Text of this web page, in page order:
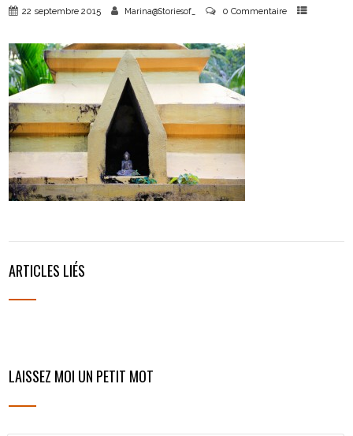
22 septembre 2015 Marina@Storiesof_ 0 Commentaire
ARTICLES LIÉS
LAISSEZ MOI UN PETIT MOT